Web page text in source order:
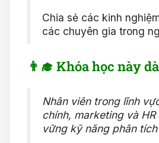
Chia sẻ các kinh
các chuyên gia trong
👨‍🎓 Khóa học này
Nhân viên trong lĩnh
chính, marketing và HR
vững kỹ năng phân